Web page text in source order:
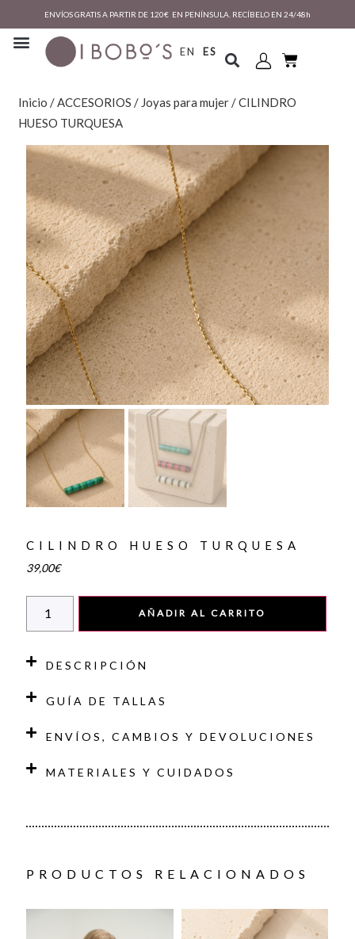
ENVÍOS GRATIS A PARTIR DE 120€ EN PENÍNSULA. RECÍBELO EN 24/48h
EN ES
Inicio /ACCESORIOS / Joyas para mujer/ CILINDRO
HUESO TURQUESA
CILINDRO HUESO TURQUESA
39,00€
AÑADIR AL CARRITO
DESCRIPCIÓN
GUÍA DE TALLAS
ENVÍOS, CAMBIOS Y DEVOLUCIONES
MATERIALES Y CUIDADOS
PRODUCTOS RELACIONADOS